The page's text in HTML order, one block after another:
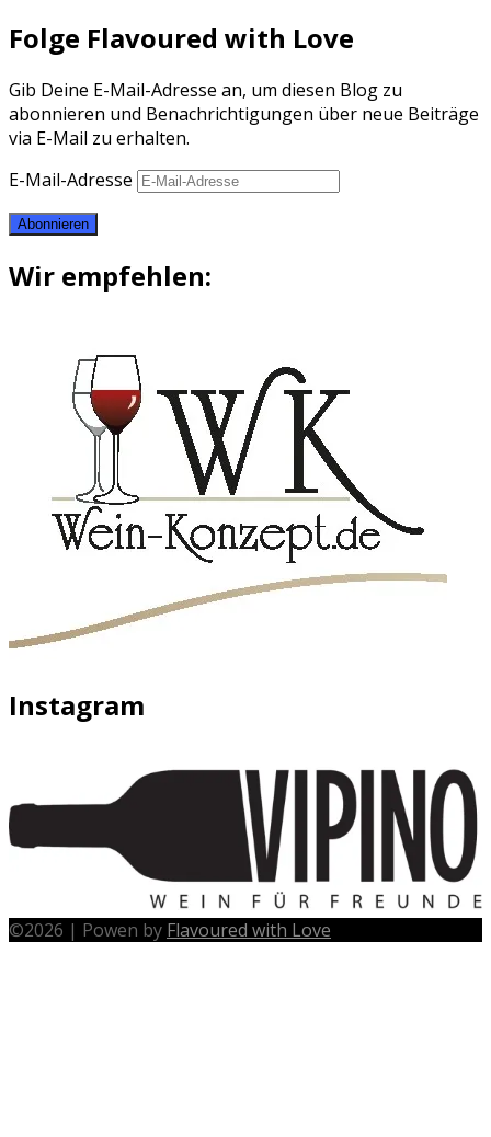
Folge Flavoured with Love
Gib Deine E-Mail-Adresse an, um diesen Blog zu
abonnieren und Benachrichtigungen über neue Beiträge
via E-Mail zu erhalten.
E-Mail-Adresse
Abonnieren
Wir empfehlen:
Instagram
©2026 | Powen by Flavoured with Love